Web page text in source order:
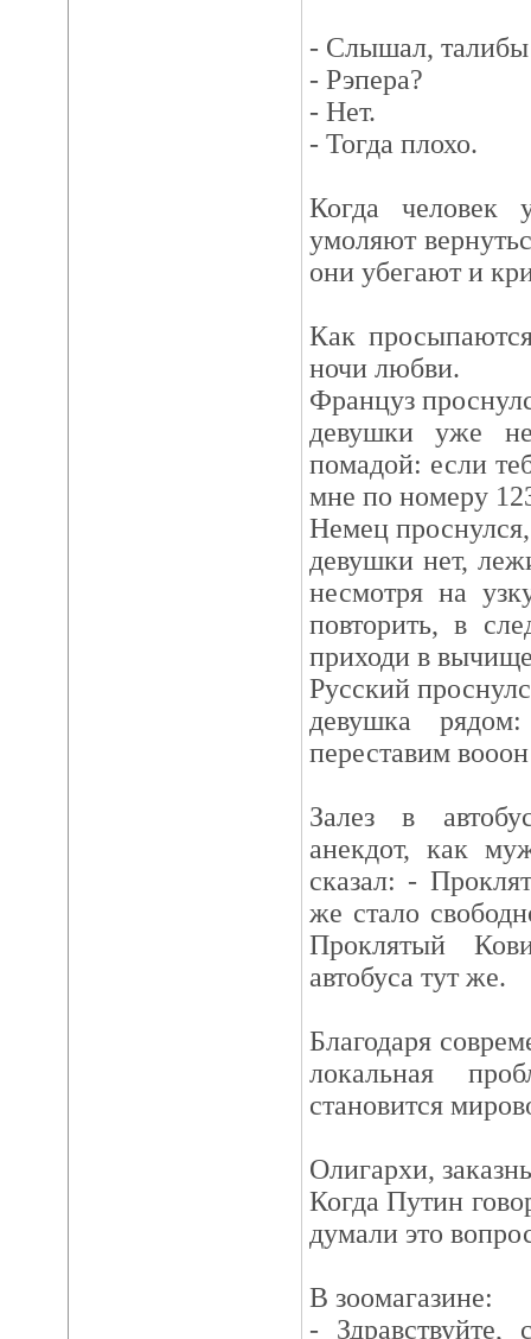
- Слышал, талибы
- Рэпера?
- Нет.
- Тогда плохо.
Когда человек
умоляют
они убегают и
Как
ночи любви.
Француз
девушки уже
помадой: если
мне по номеру
Немец проснулся,
девушки нет,
несмотря на
повторить, в
приходи в
Русский
девушка
переставим
Залез в
анекдот, как
сказал: -
же стало
Проклятый
автобуса тут же.
Благодаря
локальная
становится
Олигархи,
Когда Путин
думали это
В зоомагазине:
- Здравствуйте,